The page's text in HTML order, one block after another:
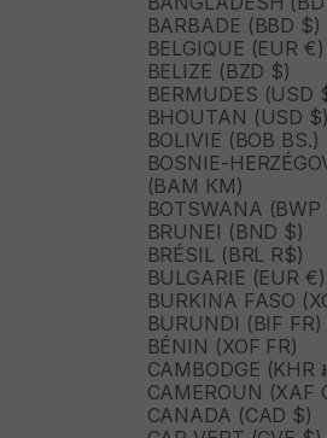
BARBADE (BBD $)
BELGIQUE (EUR €)
BELIZE (BZD $)
BERMUDES (USD
BHOUTAN (USD $)
BOLIVIE (BOB BS.)
BOSNIE-
(BAM КМ)
BOTSWANA (BWP
BRUNEI (BND $)
BRÉSIL (BRL R$)
BULGARIE (EUR €)
BURKINA FASO
BURUNDI (BIF FR)
BÉNIN (XOF FR)
CAMBODGE (KHR
CAMEROUN (XAF
CANADA (CAD $)